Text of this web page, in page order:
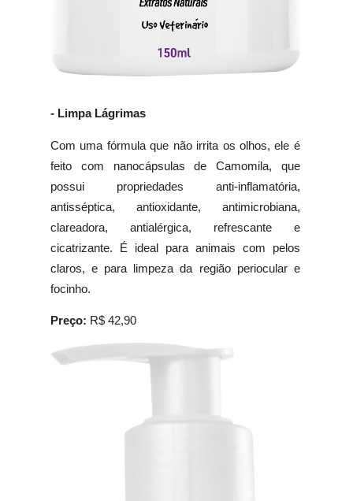
- Limpa Lágrimas
Com uma fórmula que não irrita os olhos, ele é
feito com nanocápsulas de Camomila, que
possui propriedades anti-inflamatória,
antisséptica, antioxidante, antimicrobiana,
clareadora, antialérgica, refrescante e
cicatrizante. É ideal para animais com pelos
claros, e para limpeza da região periocular e
focinho.
Preço: R$ 42,90